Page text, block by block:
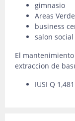
gimnasio
Areas
business
salon social
El mantenimiento
extraccion de
IUSI Q